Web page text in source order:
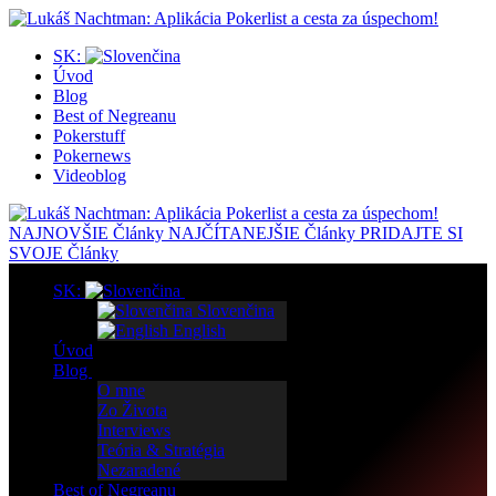
SK:
Úvod
Blog
Best of Negreanu
Pokerstuff
Pokernews
Videoblog
NAJNOVŠIE Články NAJČÍTANEJŠIE Články PRIDAJTE SI
SVOJE Články
SK:
Slovenčina
English
Úvod
Blog
O mne
Zo Života
Interviews
Teória & Stratégia
Nezaradené
Best of Negreanu